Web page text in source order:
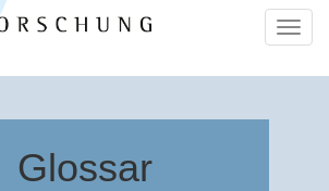
ein-/
Glossar